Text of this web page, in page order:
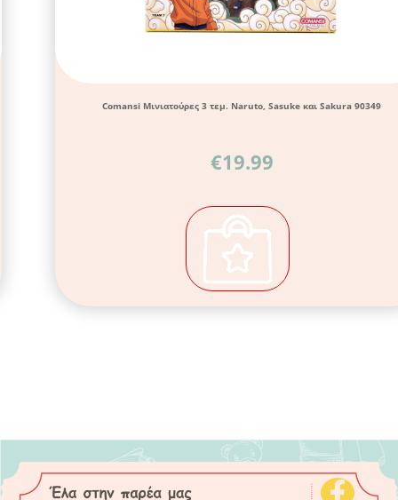
Comansi Μινιατούρες 3 τεμ. Naruto, Sasuke και Sakura 90349
€19.99